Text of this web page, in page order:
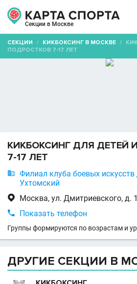
Секции в Москве
СЕКЦИИ / КИКБОКСИНГ В МОСКВЕ /
ПОДРОСТКОВ 7-17 ЛЕТ
КИКБОКСИНГ ДЛЯ ДЕТЕЙ
7-17 ЛЕТ

Филиал клуба боевых
Ухтомский
 Москва, ул. Дмитриевского, д.
 Показать телефон
Группы формируются по возрастам и
ДРУГИЕ СЕКЦИИ В